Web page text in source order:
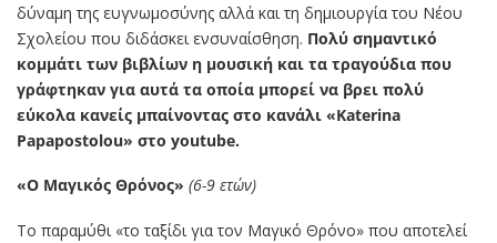
δύναμη της ευγνωμοσύνης αλλά και τη δημιουργία του Νέου
Σχολείου που διδάσκει ενσυναίσθηση. Πολύ σημαντικό
κομμάτι των βιβλίων η μουσική και τα τραγούδια που
γράφτηκαν για αυτά τα οποία μπορεί να βρει πολύ
εύκολα κανείς μπαίνοντας στο κανάλι «Katerina
Papapostolou» στο youtube.
«Ο Μαγικός Θρόνος» (6-9 ετών)
Το παραμύθι «το ταξίδι για τον Μαγικό Θρόνο» που αποτελεί